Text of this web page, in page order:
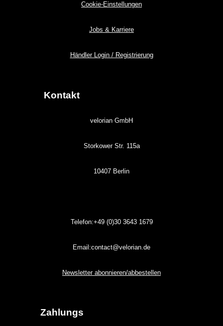
Cookie-Einstellungen
Jobs & Karriere
Händler Login / Registrierung
Kontakt
velorian GmbH
Storkower Str. 115a
10407 Berlin
Telefon:+49 (0)3036431679
Email:contact@velorian.de
Newsletter abonnieren/abbestellen
Zahlungs